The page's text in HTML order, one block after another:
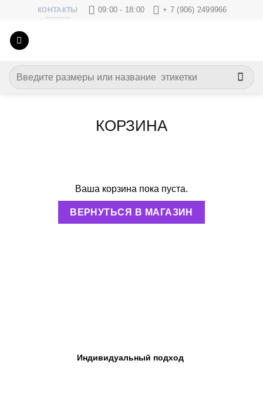
content
КОНТАКТЫ 09:00 - 18:00 + 7 (906) 2499966
Искать:
КОРЗИНА
Ваша корзина пока пуста.
ВЕРНУТЬСЯ В МАГАЗИН
Индивидуальный подход